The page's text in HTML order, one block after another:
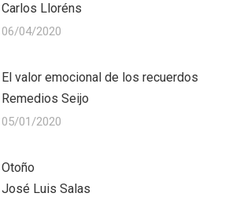
Carlos Lloréns
06/04/2020
El valor emocional de los recuerdos
Remedios Seijo
05/01/2020
Otoño
José Luis Salas